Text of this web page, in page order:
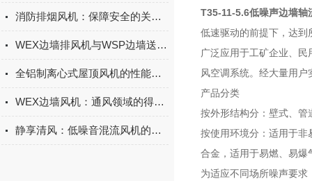
消防排烟风机：保障安全的关键设备
WEX边墙排风机与WSP边墙送风机的区别
全铝制离心式屋顶风机的性能特点
WEX边墙风机：通风领域的得力助手
静享清风：低噪音混流风机的降噪技术与应用新境
T35-11-5.6低噪声边墙轴
低速驱动的前提下，达到
广泛应用于工矿企业、
风空调系统。经大量用
产品分类
按外形结构分：壁式、管
按使用环境分：适用于非
合金，适用于易燃、易爆
为适应不同场所噪声要